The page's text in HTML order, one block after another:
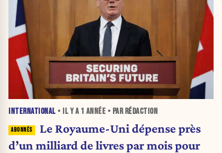
INTERNATIONAL • IL Y A 1 ANNÉE • PAR RÉDACTION
Le Royaume-Uni dépense près
d’un milliard de livres par mois pour